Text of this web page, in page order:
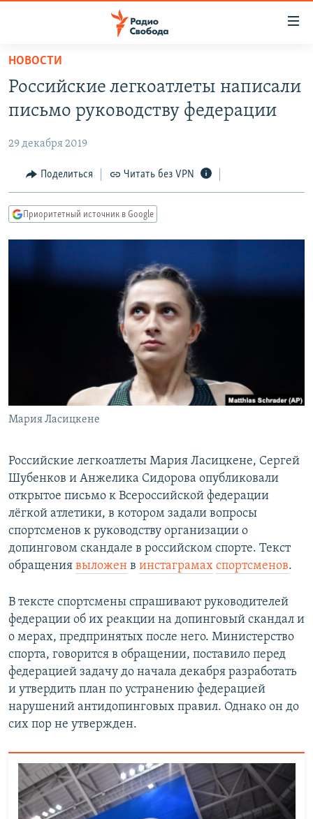
упрощенного
доступа
основному
Вернутся
главной
навигации
Вернутся
поиску
АВТОРСКИЕ ПРОЕКТЫ
ЦИТАТЫ СВОБОДЫ
МНЕНИЯ
IDEL.РЕАЛИИ
СЕВЕР.РЕАЛИИ
РАСПИСАНИЕ ВЕЩАНИЯ
ПОДПИШИТЕСЬ НА РАССЫЛКУ
СОЦИАЛЬНЫЕ СЕТИ
Все сайты РСЕ/РС
НОВОСТИ
Российские легкоатлеты написали
письмо руководству федерации
29 декабря 2019
Поделиться Читать без VPN
Приоритетный источник в Google
Мария Ласицкене
Российские легкоатлеты Мария Ласицкене, Сергей
Шубенков и Анжелика Сидорова опубликовали
открытое письмо к Всероссийской федерации
лёгкой атлетики, в котором задали вопросы
спортсменов к руководству организации о
допинговом скандале в российском спорте. Текст
обращения выложен в инстаграмах спортсменов.
В тексте спортсмены спрашивают руководителей
федерации об их реакции на допинговый скандал и
о мерах, предпринятых после него. Министерство
спорта, говорится в обращении, поставило перед
федерацией задачу до начала декабря разработать
и утвердить план по устранению федерацией
нарушений антидопинговых правил. Однако он до
сих пор не утвержден.